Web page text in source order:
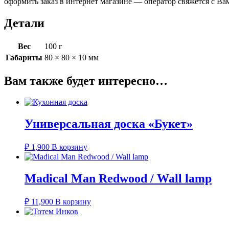
Детали
Вес
100 г
Габариты 80 × 80 × 10 мм
Вам также будет интересно…
Универсальная доска «Букет»
₽ 1,900 В корзину
Madical Man Redwood / Wall lamp
₽ 11,900 В корзину